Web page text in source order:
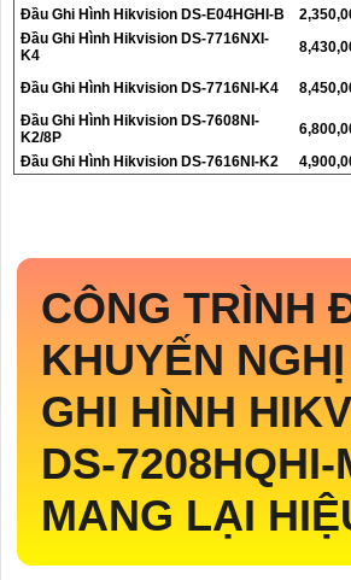
Đầu Ghi Hình Hikvision DS-E04HGHI-B
Đầu Ghi Hình Hikvision DS-7716NXI-
K4
Đầu Ghi Hình Hikvision DS-7716NI-K4
Đầu Ghi Hình Hikvision DS-7608NI-
K2/8P
Đầu Ghi Hình Hikvision DS-7616NI-K2
CÔNG TRÌNH
KHUYẾN
GHI HÌNH
DS-7208HQHI-
MANG LẠI